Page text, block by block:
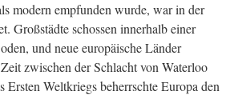
modern empfunden wurde, war in der
Großstädte schossen innerhalb einer
und neue europäische Länder
zwischen der Schlacht von Waterloo
Ersten Weltkriegs beherrschte Europa den